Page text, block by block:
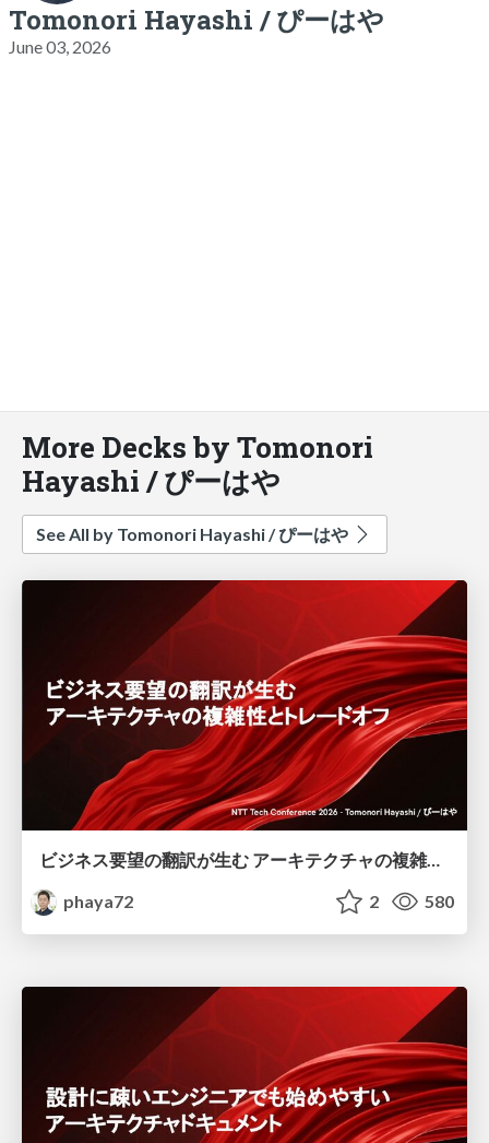
Tomonori Hayashi / ぴーはや
June 03, 2026
More Decks by Tomonori
Hayashi / ぴーはや
See All by Tomonori Hayashi / ぴーはや
ビジネス要望の翻訳が生む アーキテクチャの複雑性とトレードオフ
phaya72
2 580